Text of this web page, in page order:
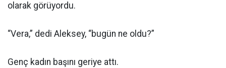
olarak görüyordu.
“Vera,” dedi Aleksey, “bugün ne oldu?”
Genç kadın başını geriye attı.